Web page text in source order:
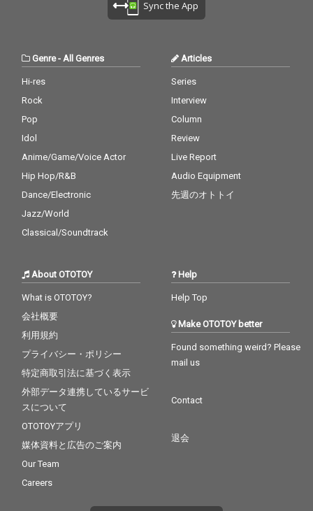
Sync the App
Genre-All Genres
Hi-res
Rock
Pop
Idol
Anime/Game/Voice Actor
Hip Hop/R&B
Dance/Electronic
Jazz/World
Classical/Soundtrack
Articles
Series
Interview
Column
Review
Live Report
Audio Equipment
先週のオトトイ
About OTOTOY
What is OTOTOY?
会社概要
利用規約
プライバシー・ポリシー
特定商取引法に基づく表示
外部データ連携しているサービ
スについて
OTOTOYアプリ
媒体資料と広告のご案内
Our Team
Careers
Help
Help Top
Make OTOTOY better
Found something weird? Please
mail us
Contact
退会